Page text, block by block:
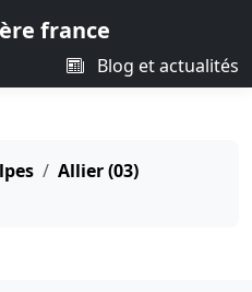
france
Blog et actualités
Allier (03)